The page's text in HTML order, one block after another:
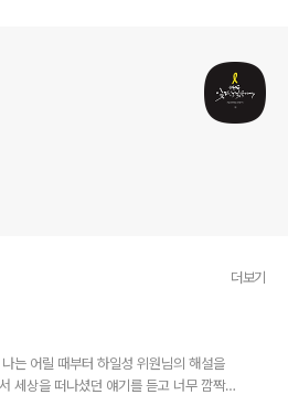
더보기
는 어릴 때부터 하일성 위원님의 해설을
세상을 떠나셨던 얘기를 듣고 너무 깜짝